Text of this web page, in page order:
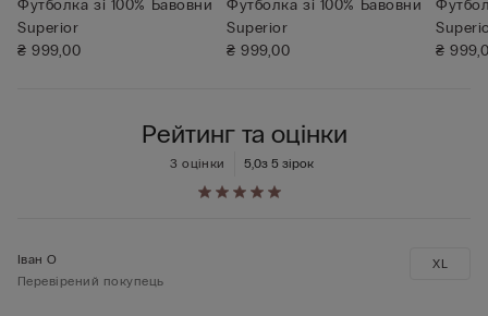
Футболка зі 100% Бавовни
Superior
₴ 999,00
Футболка зі 100% Бавовни
Superior
₴ 999,00
₴
Рейтинг та оцінки
5,0з 5 зірок
3 оцінки
Іван О
Перевірений покупець
XL